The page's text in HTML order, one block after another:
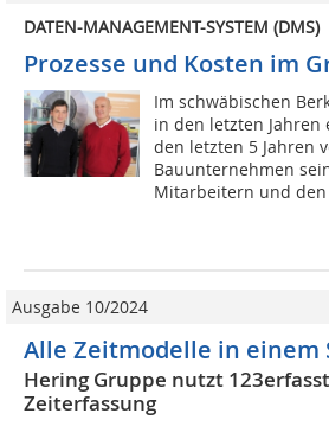
DATEN-MANAGEMENT-SYSTEM (DMS)
Prozesse und Kosten im
Im schwäbischen
in den letzten Jahren
den letzten 5 Jahren
Bauunternehmen
Mitarbeitern und den
Ausgabe 10/2024
Alle Zeitmodelle in einem
Hering Gruppe nutzt
Zeiterfassung